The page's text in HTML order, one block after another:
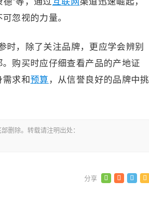
忽视的力量。
，除了关注品牌，更应学会辨别
购买时应仔细查看产品的产地证
需求和预算 ，从信誉良好的品牌中挑
删除。转载请注明出处：